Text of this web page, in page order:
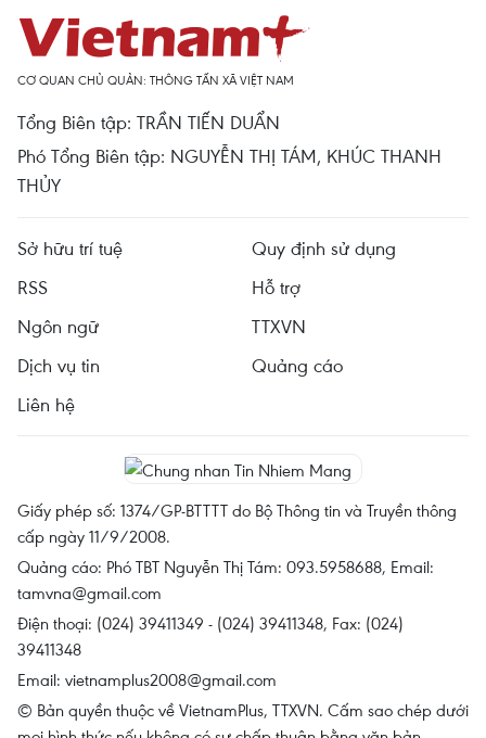
CƠ QUAN CHỦ QUẢN: THÔNG TẤN XÃ VIỆT NAM
Tổng Biên tập: TRẦN TIẾN DUẨN
Phó Tổng Biên tập: NGUYỄN THỊ TÁM, KHÚC THANH
THỦY
Sở hữu trí tuệ
Quy định sử dụng
RSS
Hỗ trợ
Ngôn ngữ
TTXVN
Dịch vụ tin
Quảng cáo
Liên hệ
Giấy phép số: 1374/GP-BTTTT do Bộ Thông tin và Truyền thông
cấp ngày 11/9/2008.
Quảng cáo: Phó TBT Nguyễn Thị Tám: 093.5958688, Email:
tamvna@gmail.com
Điện thoại: (024) 39411349 - (024) 39411348, Fax: (024)
39411348
Email: vietnamplus2008@gmail.com
© Bản quyền thuộc về VietnamPlus, TTXVN. Cấm sao chép dưới